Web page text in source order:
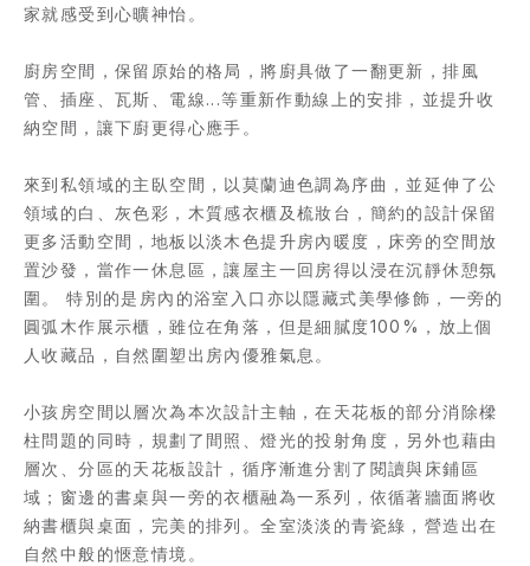
家就感受到心曠神怡。
廚房空間，保留原始的格局，將廚具做了一翻更新，排風
管、插座、瓦斯、電線...等重新作動線上的安排，並提升收
納空間，讓下廚更得心應手。
來到私領域的主臥空間，以莫蘭迪色調為序曲，並延伸了公
領域的白、灰色彩，木質感衣櫃及梳妝台，簡約的設計保留
更多活動空間，地板以淡木色提升房內暖度，床旁的空間放
置沙發，當作一休息區，讓屋主一回房得以浸在沉靜休憩氛
圍。 特別的是房內的浴室入口亦以隱藏式美學修飾，一旁的
圓弧木作展示櫃，雖位在角落，但是細膩度100%，放上個
人收藏品，自然圍塑出房內優雅氣息。
小孩房空間以層次為本次設計主軸，在天花板的部分消除樑
柱問題的同時，規劃了間照、燈光的投射角度，另外也藉由
層次、分區的天花板設計，循序漸進分割了閱讀與床鋪區
域；窗邊的書桌與一旁的衣櫃融為一系列，依循著牆面將收
納書櫃與桌面，完美的排列。全室淡淡的青瓷綠，營造出在
自然中般的愜意情境。